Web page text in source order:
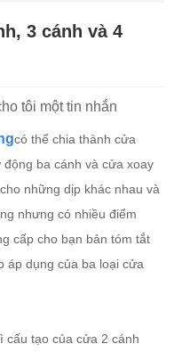
3 cánh và 4
tôi một tin nhắn
có thể chia thành cửa
ba cánh và cửa xoay
những dịp khác nhau và
nhưng có nhiều điểm
cấp cho bạn bản tóm tắt
áp dụng của ba loại cửa
cấu tạo của cửa 2 cánh